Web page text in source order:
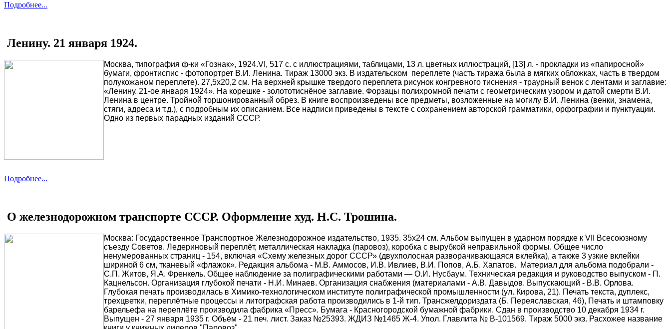
Подробнее...
Ленину. 21 января 1924.
Москва, типография ф-ки «Гознак», 1924.VI, 517 с. с иллюстрациями, таблицами, 13 л. цветных иллюстраций, [13] л. - прокладки из «папиросной»
бумаги, фронтиспис - фотопортрет В.И. Ленина. Тираж 13000 экз. В издательском переплете (часть тиража была в мягких обложках, часть в твердом
полукожаном переплете). 27,5х20,2 см. На верхней крышке твердого переплета рисунок конгревного тиснения - траурный венок с лентами и заглавие:
«Ленину. 21-ое января 1924». На корешке - золототиснёное заглавие. Форзацы полихромной печати с геометрическим узором и датой смерти В.И.
Ленина в центре. Тройной торшонированный обрез. В книге воспроизведены все предметы, возложенные на могилу В.И. Ленина (венки, знамена,
стяги, адреса и т.д.), с подробным их описанием. Все надписи приведены в тексте с сохранением авторской грамматики, орфографии и пунктуации.
Одно из первых парадных изданий СССР.
Подробнее...
О железнодорожном транспорте СССР. Оформление худ. Н.С. Трошина.
Москва: Государственное Транспортное Железнодорожное издательство, 1935. 35x24 см. Альбом выпущен в ударном порядке к VII Всесоюзному
съезду Советов. Ледериновый переплёт, металлическая накладка (паровоз), коробка с вырубкой неправильной формы. Общее число
ненумерованных страниц - 154, включая «Схему железных дорог СССР» (двухполосная разворачивающаяся вклейка), а также 3 узкие вклейки
шириной 6 см, тканевый «флажок». Редакция альбома - М.В. Аммосов, И.В. Ивлиев, В.И. Попов, А.Б. Хапатов. Материал для альбома подобрали -
С.П. Житов, Я.А. Френкель. Общее наблюдение за полиграфическими работами — О.И. Нусбаум. Техническая редакция и руководство выпуском - П.
Кацнельсон. Организация глубокой печати - Н.И. Минаев. Организация снабжения (материалами - А.В. Давыдов. Выпускающий - В.В. Орлова.
Глубокая печать производилась в Химико-технологическом институте полиграфической промышленности (ул. Кирова, 21). Печать текста, дуплекс,
трехцветки, переплётные процессы и литографская работа производились в 1-й тип. Трансжелдориздата (Б. Переяславская, 46), Печать и штамповку
барельефа на переплёте производила фабрика «Пресс». Бумага - Красногородской бумажной фабрики. Сдан в производство 10 декабря 1934 г.
Выпущен - 27 января 1935 г. Объём - 21 печ. лист. Заказ №25393. ЖДИЗ №1465 Ж-4. Упол. Главлита № В-101569. Тираж 5000 экз. Расхожее название